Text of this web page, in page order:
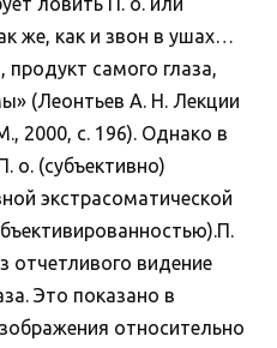
же, как и звон в ушах…
продукт самого глаза,
(Леонтьев А. Н. Лекции
2000, с. 196). Однако в
о. (субъективно)
экстрасоматической
отчетливого видение
Это показано в
относительно